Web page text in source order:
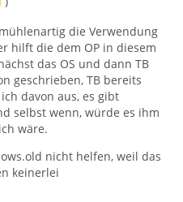
die Verwendung
hilft die dem OP in diesem
das OS und dann TB
geschrieben, TB bereits
davon aus, es gibt
selbst wenn, würde es ihm
wäre.
nicht helfen, weil das
keinerlei